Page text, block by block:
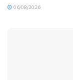
06/08/2026